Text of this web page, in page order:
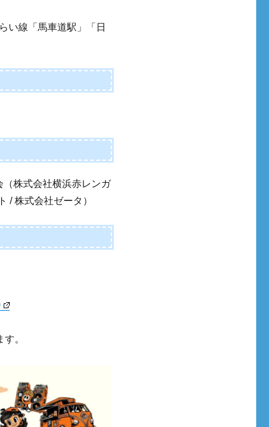
い線「馬車道駅」「日
（株式会社横浜赤レンガ
/ 株式会社ゼータ）
。